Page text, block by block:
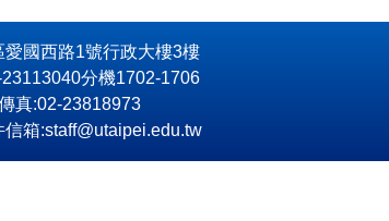
國西路1號行政大樓3樓
分機1702-1706
真:02-23818973
信箱:staff@utaipei.edu.tw